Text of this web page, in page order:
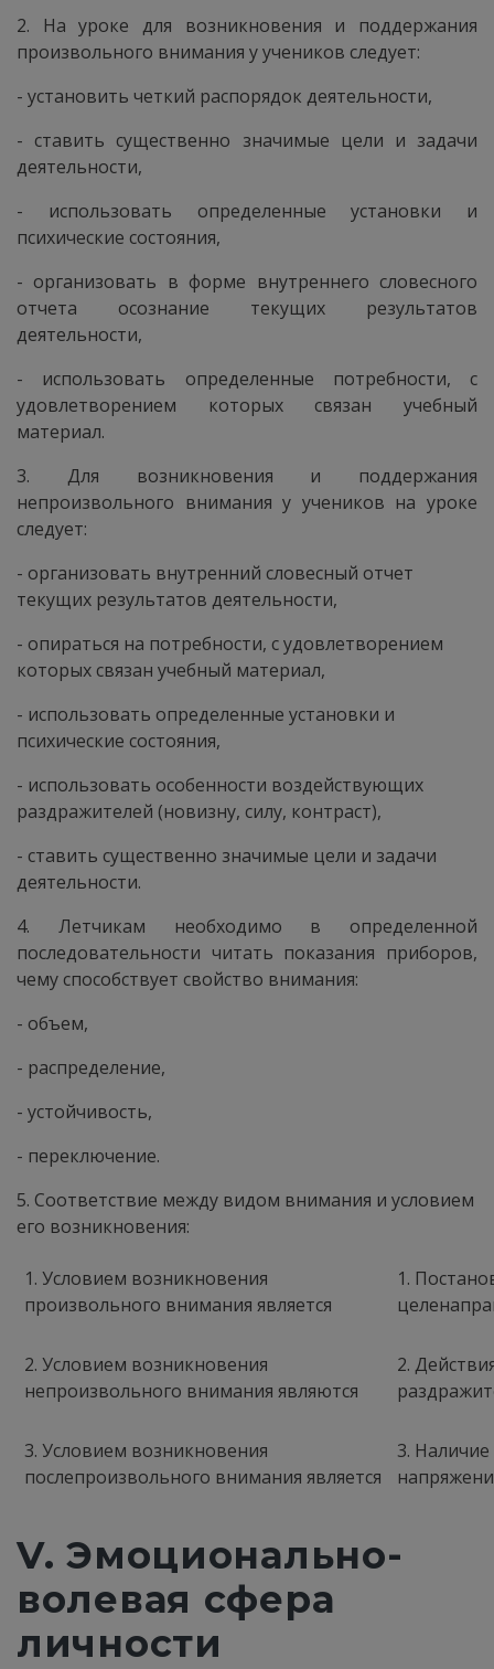
2. На уроке для возникновения и поддержания
произвольного внимания у учеников следует:
- установить четкий распорядок деятельности,
- ставить существенно значимые цели и задачи
деятельности,
- использовать определенные установки и
психические состояния,
- организовать в форме внутреннего словесного
отчета осознание текущих результатов
деятельности,
- использовать определенные потребности, с
удовлетворением которых связан учебный
материал.
3. Для возникновения и поддержания
непроизвольного внимания у учеников на уроке
следует:
- организовать внутренний словесный отчет
текущих результатов деятельности,
- опираться на потребности, с удовлетворением
которых связан учебный материал,
- использовать определенные установки и
психические состояния,
- использовать особенности воздействующих
раздражителей (новизну, силу, контраст),
- ставить существенно значимые цели и задачи
деятельности.
4. Летчикам необходимо в определенной
последовательности читать показания приборов,
чему способствует свойство внимания:
- объем,
- распределение,
- устойчивость,
- переключение.
5. Соответствие между видом внимания и условием
его возникновения:
1. Условием возникновения
произвольного внимания является
1.
2. Условием возникновения
непроизвольного внимания являются
2.
3. Условием возникновения
послепроизвольного внимания является
3. Наличие
V. Эмоционально-
волевая сфера
личности